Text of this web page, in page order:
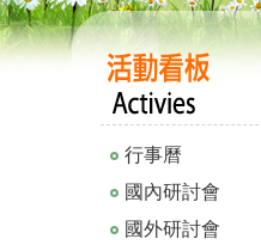
行事曆
國內研討會
國外研討會